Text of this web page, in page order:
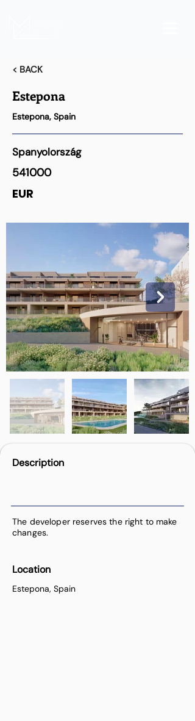
< BACK
Estepona
Estepona, Spain
Spanyolország
541000
EUR
Description
The developer reserves the right to make
changes.
Location
Estepona, Spain